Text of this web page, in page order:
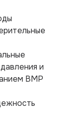
и
BMP